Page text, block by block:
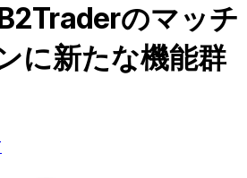
のマッチ
に新たな機能群